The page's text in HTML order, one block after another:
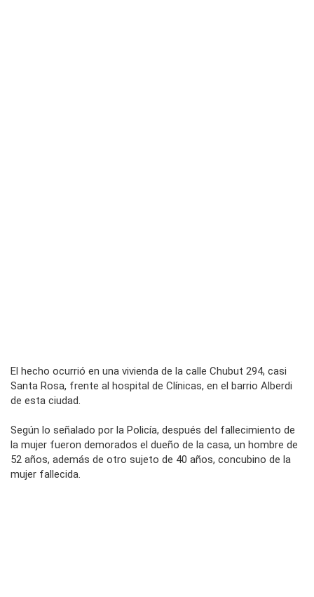
El hecho ocurrió en una vivienda de la calle Chubut 294, casi
Santa Rosa, frente al hospital de Clínicas, en el barrio Alberdi
de esta ciudad.
Según lo señalado por la Policía, después del fallecimiento de
la mujer fueron demorados el dueño de la casa, un hombre de
52 años, además de otro sujeto de 40 años, concubino de la
mujer fallecida.